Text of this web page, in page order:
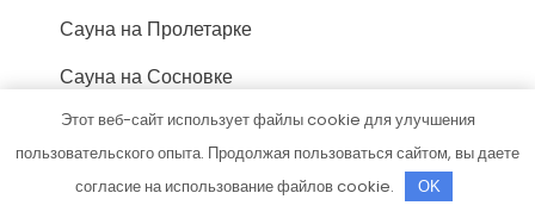
Сауна на Пролетарке
Сауна на Сосновке
Сауна, Сауна
Этот веб-сайт использует файлы cookie для улучшения
пользовательского опыта. Продолжая пользоваться сайтом, вы даете
согласие на использование файлов cookie.
OK